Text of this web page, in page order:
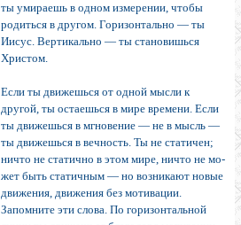
ты умираешь в одном измерении, чтобы
родиться в другом. Горизонтально — ты
Иисус. Вертикально — ты становишься
Христом.
Если ты движешься от одной мысли к
другой, ты остаешься в мире времени. Если
ты движешься в мгно­вение — не в мысль —
ты движешься в вечность. Ты не статичен;
ничто не статично в этом мире, ничто не мо­
жет быть статичным — но возникают новые
движения, движения без мотивации.
Запомните эти слова. По гори­зонтальной